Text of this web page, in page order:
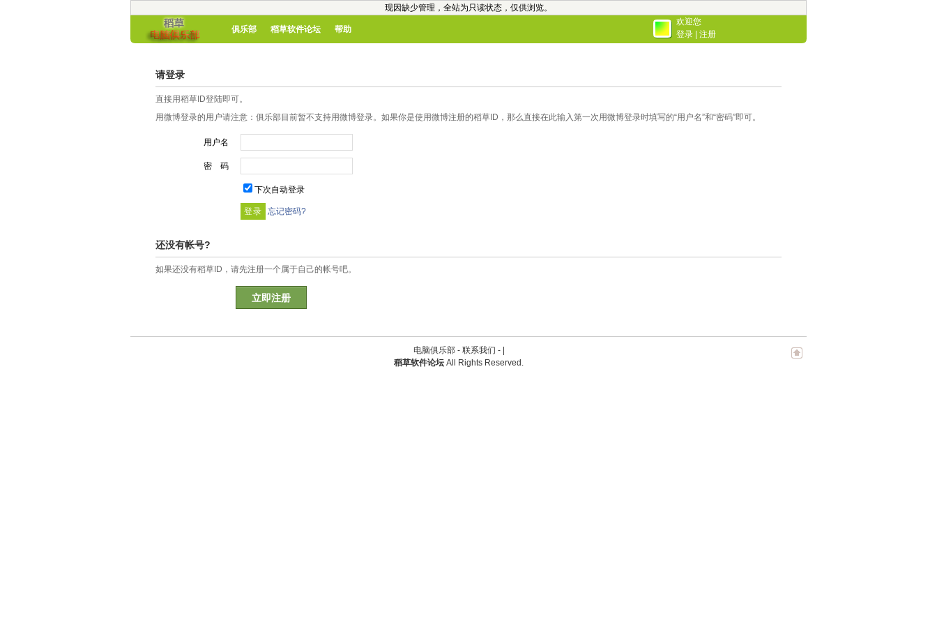
现因缺少管理，全站为只读状态，仅供浏览。
俱乐部 稻草软件论坛 帮助
欢迎您
登录
注册
请登录
直接用稻草ID登陆即可。
用微博登录的用户请注意：俱乐部目前暂不支持用微博登录。如果你是使用微博注册的稻草ID，那么直接在此输入第一次用微博登录时填写的“用户名”和“密码”即可。
用户名
密 码
下次自动登录
忘记密码?
还没有帐号?
如果还没有稻草ID，请先注册一个属于自己的帐号吧。
立即注册
电脑俱乐部 - 联系我们 -
稻草软件论坛 All Rights Reserved.